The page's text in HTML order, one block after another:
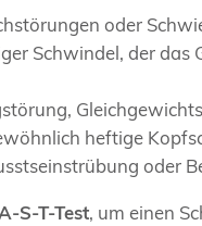
oder
Schwindel, der das
heftige
oder
S-T-Test, um einen